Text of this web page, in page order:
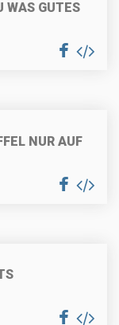
WAS GUTES
NUR AUF